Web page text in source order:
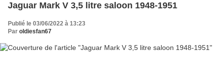
Jaguar Mark V 3,5 litre saloon 1948-1951
Publié le 03/06/2022 à 13:23
Par oldiesfan67